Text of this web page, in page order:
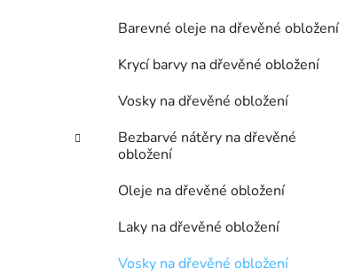
Barevné oleje na dřevěné obložení
Krycí barvy na dřevěné obložení
Vosky na dřevěné obložení
Bezbarvé nátěry na dřevěné
obložení
Oleje na dřevěné obložení
Laky na dřevěné obložení
Vosky na dřevěné obložení